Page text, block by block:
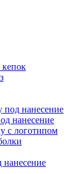
кепок
под нанесение
нанесение
с логотипом
нанесение